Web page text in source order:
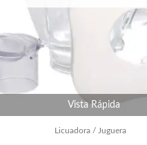
Vista Rápida
Licuadora / Juguera